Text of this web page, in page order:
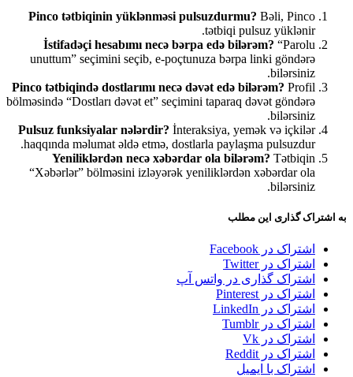
Pinco tətbiqinin yüklənməsi pulsuzdurmu? Bəli, Pinco
tətbiqi pulsuz yüklənir.
İstifadəçi hesabımı necə bərpa edə bilərəm? “Parolu
unuttum” seçimini seçib, e-poçtunuza bərpa linki göndərə
bilərsiniz.
Pinco tətbiqində dostlarımı necə dəvət edə bilərəm? Profil
bölməsində “Dostları dəvət et” seçimini taparaq dəvət göndərə
bilərsiniz.
Pulsuz funksiyalar nələrdir? İnteraksiya, yemək və içkilər
haqqında məlumat əldə etmə, dostlarla paylaşma pulsuzdur.
Yeniliklərdən necə xəbərdar ola bilərəm? Tətbiqin
“Xəbərlər” bölməsini izləyərək yeniliklərdən xəbərdar ola
bilərsiniz.
به اشتراک گذاری این مطلب
اشتراک در Facebook
اشتراک در Twitter
اشتراک گذاری در واتس آپ
اشتراک در Pinterest
اشتراک در LinkedIn
اشتراک در Tumblr
اشتراک در Vk
اشتراک در Reddit
اشتراک با ایمیل